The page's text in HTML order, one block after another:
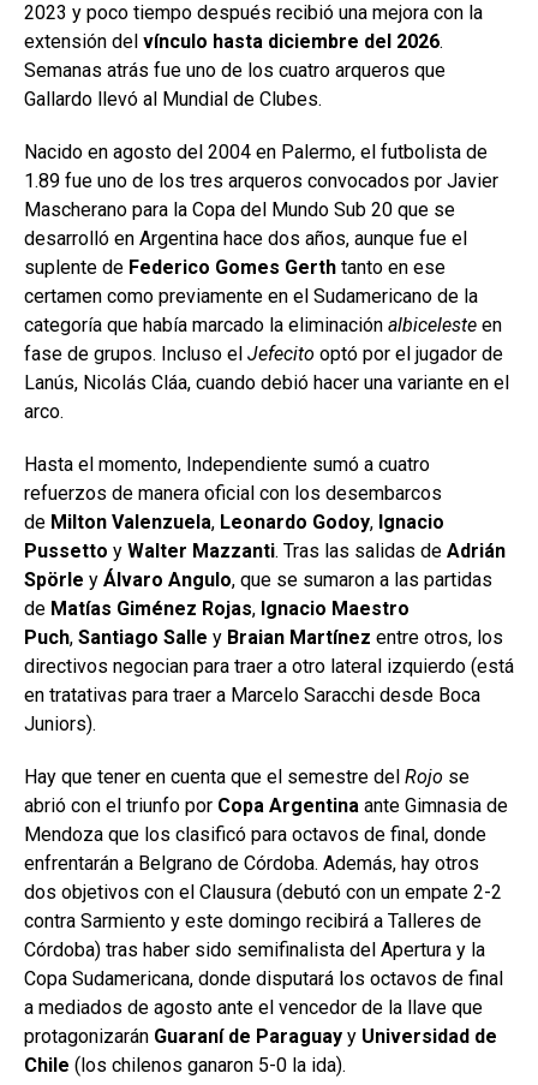
2023 y poco tiempo después recibió una mejora con la
extensión del vínculo hasta diciembre del 2026.
Semanas atrás fue uno de los cuatro arqueros que
Gallardo llevó al Mundial de Clubes.
Nacido en agosto del 2004 en Palermo, el futbolista de
1.89 fue uno de los tres arqueros convocados por Javier
Mascherano para la Copa del Mundo Sub 20 que se
desarrolló en Argentina hace dos años, aunque fue el
suplente de Federico Gomes Gerth tanto en ese
certamen como previamente en el Sudamericano de la
categoría que había marcado la eliminación albiceleste en
fase de grupos. Incluso el Jefecito optó por el jugador de
Lanús, Nicolás Cláa, cuando debió hacer una variante en el
arco.
Hasta el momento, Independiente sumó a cuatro
refuerzos de manera oficial con los desembarcos
de Milton Valenzuela, Leonardo Godoy, Ignacio
Pussetto y Walter Mazzanti. Tras las salidas de Adrián
Spörle y Álvaro Angulo, que se sumaron a las partidas
de Matías Giménez Rojas, Ignacio Maestro
Puch, Santiago Salle y Braian Martínez entre otros, los
directivos negocian para traer a otro lateral izquierdo (está
en tratativas para traer a Marcelo Saracchi desde Boca
Juniors).
Hay que tener en cuenta que el semestre del Rojo se
abrió con el triunfo por Copa Argentina ante Gimnasia de
Mendoza que los clasificó para octavos de final, donde
enfrentarán a Belgrano de Córdoba. Además, hay otros
dos objetivos con el Clausura (debutó con un empate 2-2
contra Sarmiento y este domingo recibirá a Talleres de
Córdoba) tras haber sido semifinalista del Apertura y la
Copa Sudamericana, donde disputará los octavos de final
a mediados de agosto ante el vencedor de la llave que
protagonizarán Guaraní de Paraguay y Universidad de
Chile (los chilenos ganaron 5-0 la ida).